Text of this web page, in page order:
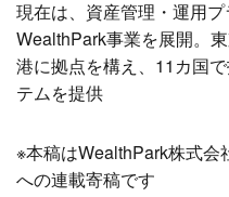
現在は、資産管理・運用
WealthPark事業を展開。
港に拠点を構え、11カ国
テムを提供
※本稿はWealthPark株式会
への連載寄稿です